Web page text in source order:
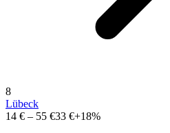
8
Lübeck
14 € – 55 €33 €+18%